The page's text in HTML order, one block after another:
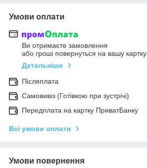
Умови оплати
Ви отримаєте замовлення
або гроші повернуться на вашу картку
Детальніше
Післяплата
Самовивіз (Готівкою при зустрічі)
Передплата на картку ПриватБанку
Всі умови оплати
Умови повернення